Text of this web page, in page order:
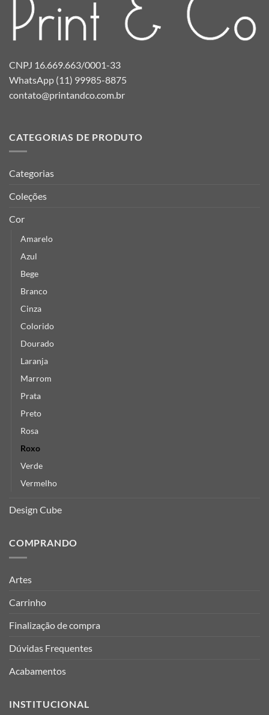
CNPJ 16.669.663/0001-33
WhatsApp (11) 99985-8875
contato@printandco.com.br
CATEGORIAS DE PRODUTO
Categorias
Coleções
Cor
Amarelo
Azul
Bege
Branco
Cinza
Colorido
Dourado
Laranja
Marrom
Prata
Preto
Rosa
Roxo
Verde
Vermelho
Design Cube
COMPRANDO
Artes
Carrinho
Finalização de compra
Dúvidas Frequentes
Acabamentos
INSTITUCIONAL